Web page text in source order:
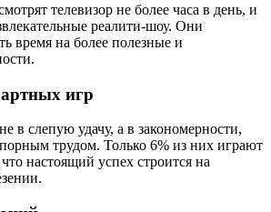
телевизор не более часа в день, и
реалити-шоу. Они
время на более полезные и
игр
в слепую удачу, а в закономерности,
трудом. Только 6% из них играют
настоящий успех строится на